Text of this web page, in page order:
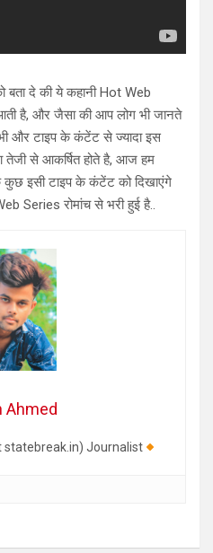
दे की ये कहानी Hot Web
है, और जैसा की आप लोग भी जानते
और टाइप के कंटेंट से ज्यादा इस
तेजी से आकर्षित होते है, आज हम
इसी टाइप के कंटेंट को दिखाएंगे
Series रोमांच से भरी हुई है..
Ahmed
statebreak.in) Journalist